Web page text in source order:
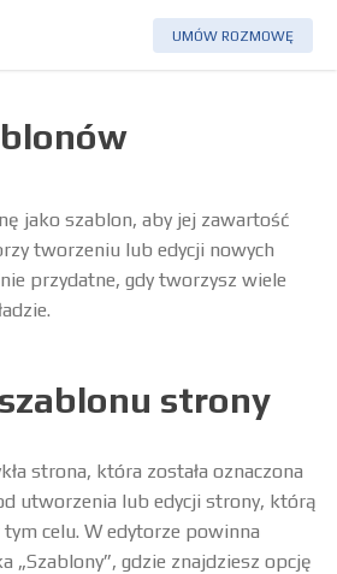
UMÓW ROZMOWĘ
jako szablon, aby jej zawartość
tworzeniu lub edycji nowych
przydatne, gdy tworzysz wiele
strony
strona, która została oznaczona
utworzenia lub edycji strony, którą
celu. W edytorze powinna
„Szablony”, gdzie znajdziesz opcję